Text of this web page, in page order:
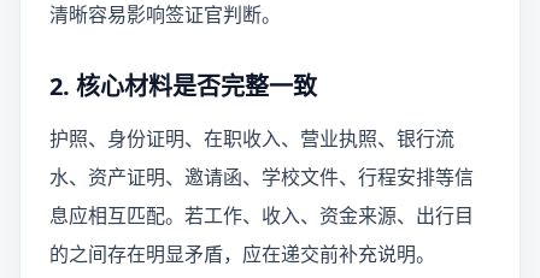
清晰容易影响签证官判断。
2. 核心材料是否完整一致
护照、身份证明、在职收入、营业执照、银行流
水、资产证明、邀请函、学校文件、行程安排等信
息应相互匹配。若工作、收入、资金来源、出行目
的之间存在明显矛盾，应在递交前补充说明。